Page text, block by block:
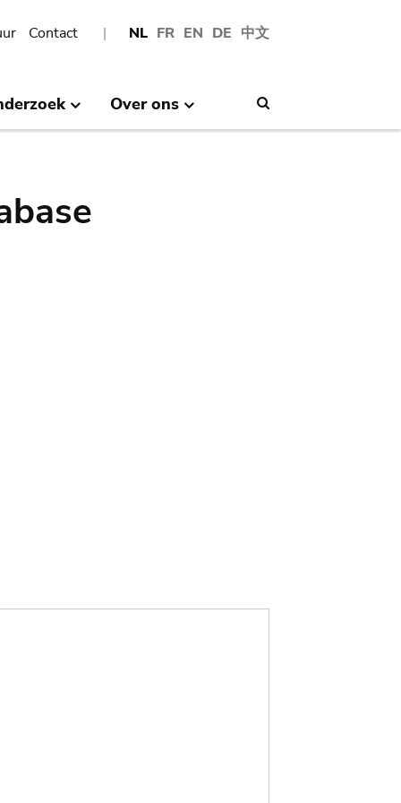
NL FR EN DE 中文
Contact
Over ons